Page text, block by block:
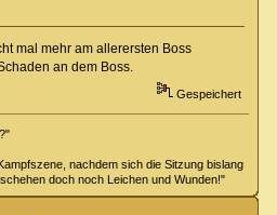
mal mehr am allerersten Boss
an dem Boss.
Gespeichert
nachdem sich die Sitzung bislang
doch noch Leichen und Wunden!"